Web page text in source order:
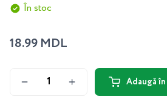
În stoc
18.99 MDL
Adaugă